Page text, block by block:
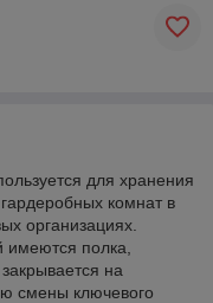
для хранения
комнат в
организациях.
имеются полка,
на
смены ключевого